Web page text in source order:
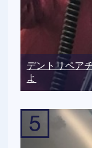
デントリペア
よ